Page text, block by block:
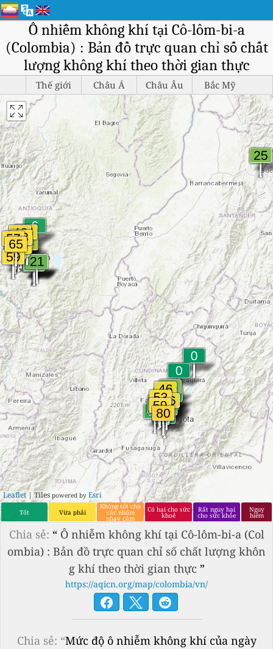
Ô nhiễm không khí tại Cô-lôm-bi-a
(Colombia) : Bản đồ trực quan chỉ số chất
lượng không khí theo thời gian thực
Thế giới Châu Á Châu Âu Bắc Mỹ
Leaflet| Tiles powered by Esri
Tốt Vừa phải
Không tốt cho
các nhóm
nhạy cảm
Có hại cho sức
khoẻ
Rất nguy hại
cho sức khỏe
Nguy
hiểm
Chia sẻ: “ Ô nhiễm không khí tại Cô-lôm-bi-a (Col
ombia) : Bản đồ trực quan chỉ số chất lượng khôn
g khí theo thời gian thực ”
https://aqicn.org/map/colombia/vn/
Chia sẻ: “Mức độ ô nhiễm không khí của ngày